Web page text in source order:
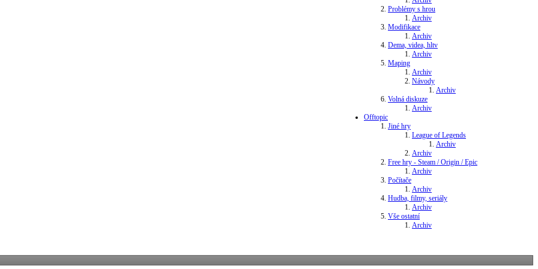
Problémy s hrou
Archiv
Modifikace
Archiv
Dema, videa, hltv
Archiv
Maping
Archiv
Návody
Archiv
Volná diskuze
Archiv
Offtopic
Jiné hry
League of Legends
Archiv
Archiv
Free hry - Steam / Origin / Epic
Archiv
Počítače
Archiv
Hudba, filmy, seriály
Archiv
Vše ostatní
Archiv